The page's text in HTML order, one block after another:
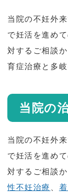
当院の不妊外
で妊活を進め
対するご相談
育症治療と多
当院の
当院の不妊外
で妊活を進め
対するご相談か
性不妊治療 、